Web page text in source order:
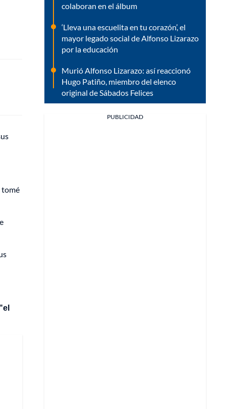
tomé
"el
colaboran en el álbum
‘Lleva una escuelita en tu corazón’, el
mayor legado social de Alfonso Lizarazo
por la educación
Murió Alfonso Lizarazo: así reaccionó
Hugo Patiño, miembro del elenco
original de Sábados Felices
PUBLICIDAD